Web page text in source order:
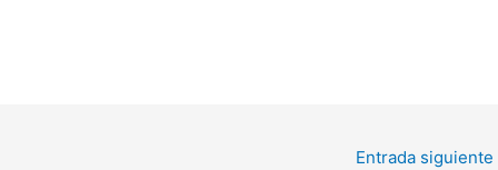
Entrada siguiente